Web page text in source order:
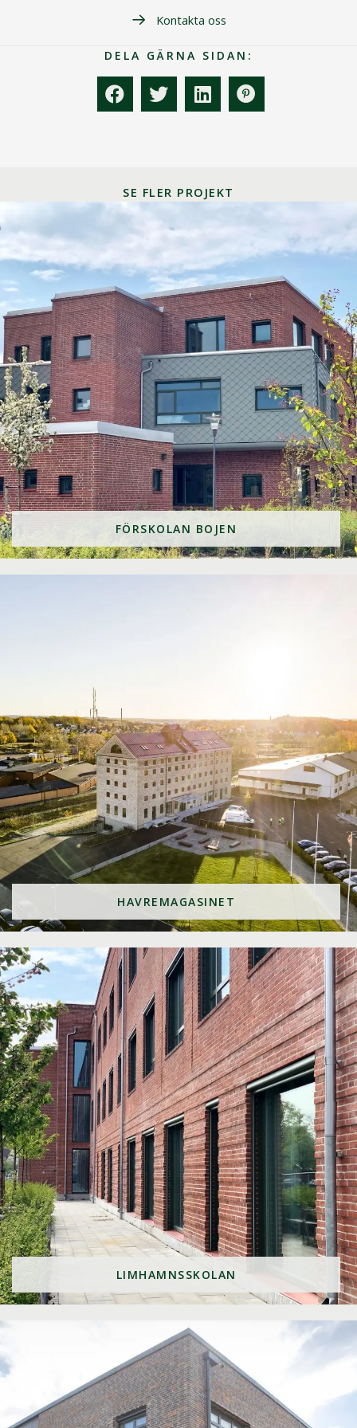
Kontakta oss
DELA GÄRNA SIDAN:
SE FLER PROJEKT
FÖRSKOLAN BOJEN
HAVREMAGASINET
LIMHAMNSSKOLAN